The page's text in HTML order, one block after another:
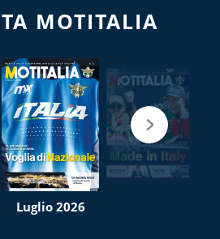
MOTITALIA
Luglio 2026